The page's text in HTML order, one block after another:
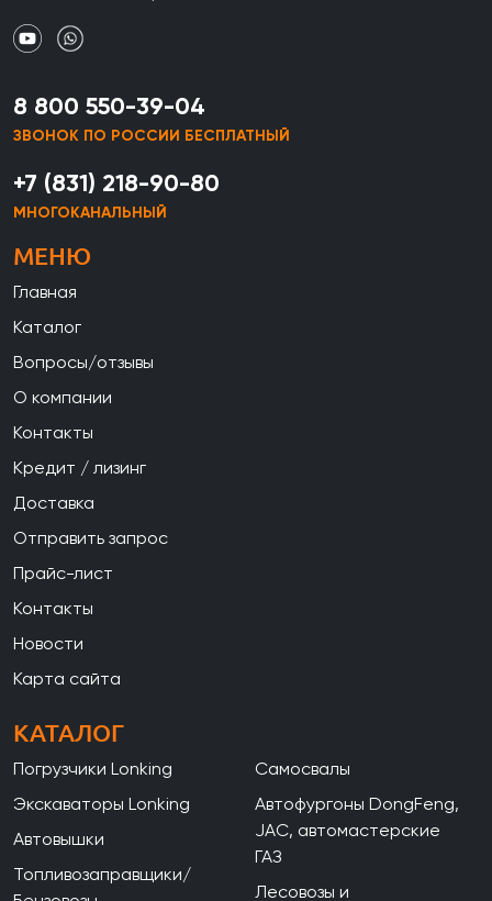
8 800 550-39-04
ЗВОНОК ПО РОССИИ БЕСПЛАТНЫЙ
+7 (831) 218-90-80
МНОГОКАНАЛЬНЫЙ
МЕНЮ
Главная
Каталог
Вопросы/отзывы
О компании
Контакты
Кредит / лизинг
Доставка
Отправить запрос
Прайс-лист
Контакты
Новости
Карта сайта
КАТАЛОГ
Погрузчики Lonking
Экскаваторы Lonking
Автовышки
Топливозаправщики/
Самосвалы
Автофургоны DongFeng,
JAC, автомастерские
ГАЗ
Лесовозы и